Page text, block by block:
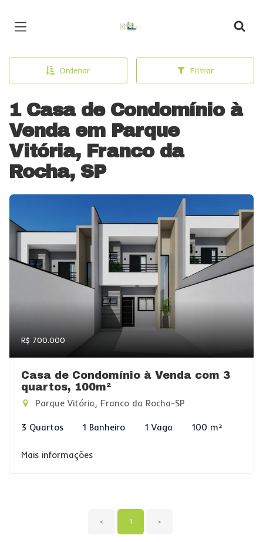
Ordenar Filtrar
1 Casa de Condomínio à
Venda em Parque
Vitória, Franco da
Rocha, SP
R$ 700.000
Casa de Condomínio à Venda com 3
quartos, 100m²
Parque Vitória, Franco da Rocha-SP
3 Quartos 1 Banheiro 1 Vaga 100 m²
Mais informações
‹ 1 ›